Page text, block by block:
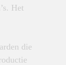
Het
die